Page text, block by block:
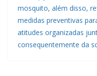
mosquito, além disso,
medidas preventivas
atitudes organizadas
consequentemente da